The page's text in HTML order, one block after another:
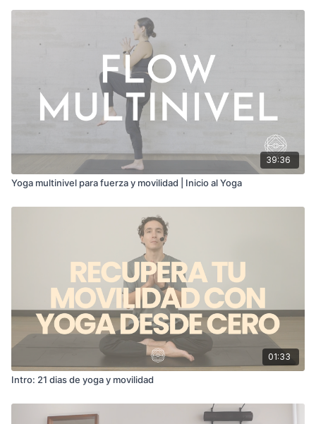
39:36
Yoga multinivel para fuerza y movilidad | Inicio al Yoga
01:33
Intro: 21 dias de yoga y movilidad